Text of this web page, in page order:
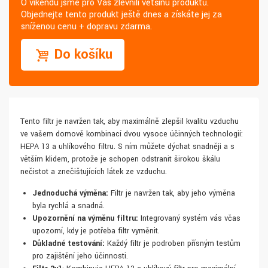
O víkendu jsme pro Vás zlevnili většinu produktů.
Objednejte tento produkt ještě dnes a získáte jej za
sníženou cenu + dopravu zdarma.
Do košíku
Tento filtr je navržen tak, aby maximálně zlepšil kvalitu vzduchu
ve vašem domově kombinací dvou vysoce účinných technologií:
HEPA 13 a uhlíkového filtru. S ním můžete dýchat snadněji a s
větším klidem, protože je schopen odstranit širokou škálu
nečistot a znečišťujících látek ze vzduchu.
Jednoduchá výměna: Filtr je navržen tak, aby jeho výměna
byla rychlá a snadná.
Upozornění na výměnu filtru: Integrovaný systém vás včas
upozorní, kdy je potřeba filtr vyměnit.
Důkladné testování: Každý filtr je podroben přísným testům
pro zajištění jeho účinnosti.